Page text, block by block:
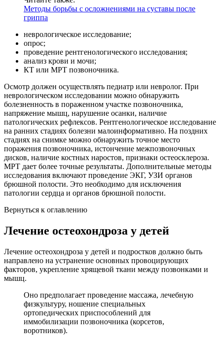
Методы борьбы с осложнениями на суставы после
гриппа
неврологическое исследование;
опрос;
проведение рентгенологического исследования;
анализ крови и мочи;
КТ или МРТ позвоночника.
Осмотр должен осуществлять педиатр или невролог. При
неврологическом исследовании можно обнаружить
болезненность в пораженном участке позвоночника,
напряжение мышц, нарушение осанки, наличие
патологических рефлексов. Рентгенологическое исследование
на ранних стадиях болезни малоинформативно. На поздних
стадиях на снимке можно обнаружить точное место
поражения позвоночника, истончение межпозвоночных
дисков, наличие костных наростов, признаки остеосклероза.
МРТ дает более точные результаты. Дополнительные методы
исследования включают проведение ЭКГ, УЗИ органов
брюшной полости. Это необходимо для исключения
патологии сердца и органов брюшной полости.
Вернуться к оглавлению
Лечение остеохондроза у детей
Лечение остеохондроза у детей и подростков должно быть
направлено на устранение основных провоцирующих
факторов, укрепление хрящевой ткани между позвонками и
мышц.
Оно предполагает проведение массажа, лечебную
физкультуру, ношение специальных
ортопедических приспособлений для
иммобилизации позвоночника (корсетов,
воротников).